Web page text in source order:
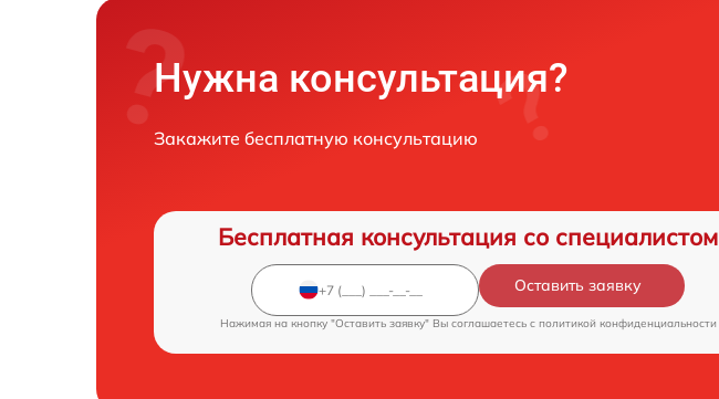
Нужна консультация?
Закажите бесплатную консультацию
Бесплатная консультация со специалистом
Оставить заявку
Нажимая на кнопку "Оставить заявку" Вы соглашаетесь c политикой конфиденциальности